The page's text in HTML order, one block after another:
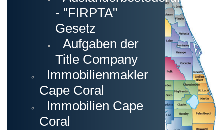
- "FIRPTA"
Gesetz
Aufgaben der
Title Company
Immobilienmakler
Cape Coral
Immobilien Cape
Coral